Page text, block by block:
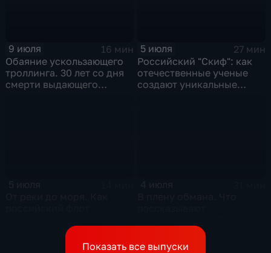
9 июля
16 мин
Обаяние ускользающего
троллинга. 30 лет со дня
смерти выдающего
5 июля
27 мин
Российский "Скиф": как
отечественные ученые
создают уникальные
которых командиры
бросили в окружении
Показать все выпуски